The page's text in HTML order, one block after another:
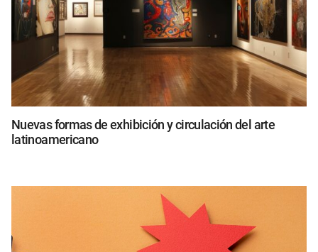
Nuevas formas de exhibición y circulación del arte
latinoamericano